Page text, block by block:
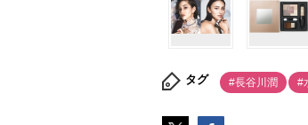
タグ #長谷川潤 #